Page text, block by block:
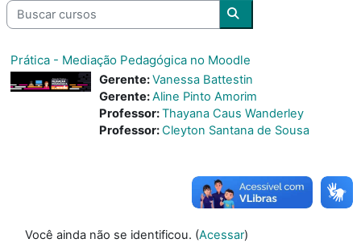
Buscar cursos
Buscar cursos
Prática - Mediação Pedagógica no Moodle
Gerente:Vanessa Battestin
Gerente:Aline Pinto Amorim
Professor:Thayana Caus Wanderley
Professor:Cleyton Santana de Sousa
Você ainda não se identificou. (Acessar)